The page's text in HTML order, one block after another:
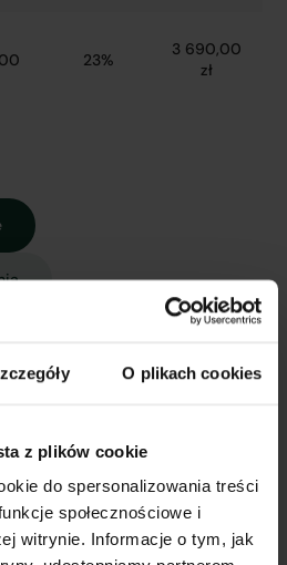
O plikach cookies
z plików cookie
do spersonalizowania treści
społecznościowe i
witrynie. Informacje o tym, jak
Model 3D
mieszkania:
23%
3 690,00
zł